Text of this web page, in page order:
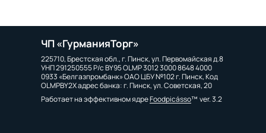
ЧП «ГурманияТорг»
225710, Брестская обл., г. Пинск, ул. Первомайская д.8
УНП 291250555 Р/с BY95 OLMP 3012 3000 8648 4000
0933 «Белгазпромбанк» ОАО ЦБУ №102 г. Пинск, Код
OLMPBY2X адрес банка: г. Пинск, ул. Советская, 20
Работает на эффективном ядреFoodpicássover. 3.2